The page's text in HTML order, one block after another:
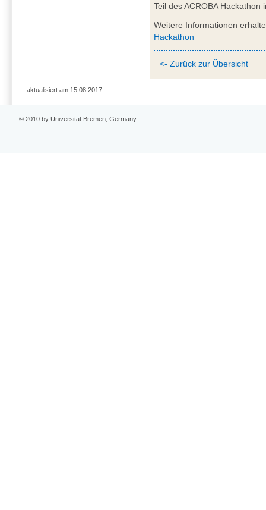
Teil des ACROBA Hackathon
Weitere Informationen
Hackathon
<- Zurück zur Übersicht
aktualisiert am 15.08.2017
© 2010 by Universität Bremen, Germany